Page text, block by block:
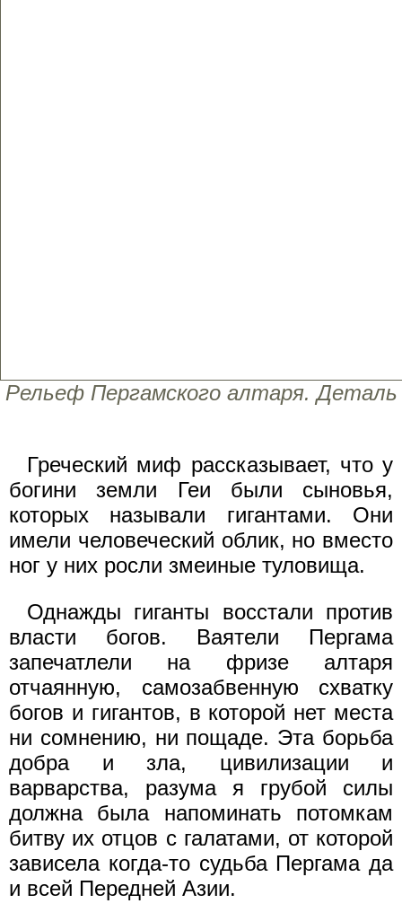
Рельеф Пергамского алтаря. Деталь
Греческий миф рассказывает, что у
богини земли Геи были сыновья,
которых называли гигантами. Они
имели человеческий облик, но вместо
ног у них росли змеиные туловища.
Однажды гиганты восстали против
власти богов. Ваятели Пергама
запечатлели на фризе алтаря
отчаянную, самозабвенную схватку
богов и гигантов, в которой нет места
ни сомнению, ни пощаде. Эта борьба
добра и зла, цивилизации и
варварства, разума я грубой силы
должна была напоминать потомкам
битву их отцов с галатами, от которой
зависела когда-то судьба Пергама да
и всей Передней Азии.